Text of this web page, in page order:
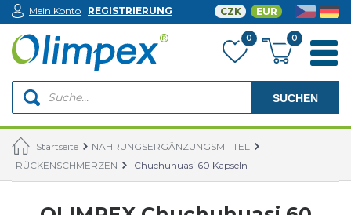
SUCHEN
Mein Konto REGISTRIERUNG
0
CZK EUR
0
Startseite
NAHRUNGSERGÄNZUNGSMITTEL
RÜCKENSCHMERZEN
Chuchuhuasi 60 Kapseln